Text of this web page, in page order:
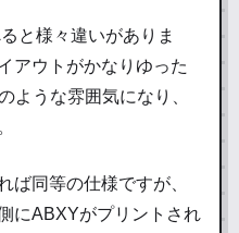
と様々違いがありま
アウトがかなりゆった
ような雰囲気になり、
ば同等の仕様ですが、
にABXYがプリントされ